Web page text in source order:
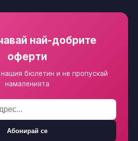
най-добрите
оферти
бюлетин и не пропускай
намаленията
Абонирай се